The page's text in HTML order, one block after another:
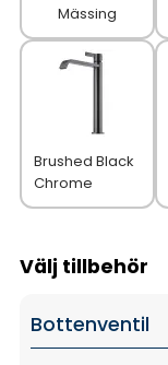
Mässing
Brushed Black
Chrome
Välj tillbehör
Bottenventil